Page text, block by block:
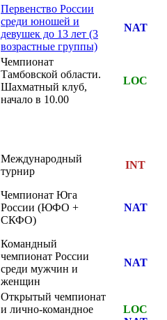
Первенство России
среди юношей и
девушек до 13 лет (3
возрастные группы)
NAT
Чемпионат
Тамбовской области.
Шахматный клуб,
начало в 10.00
LOC
Международный
турнир
INT
Чемпионат Юга
России (ЮФО +
СКФО)
NAT
Командный
чемпионат России
среди мужчин и
женщин
NAT
Открытый чемпионат
и лично-командное
LOC